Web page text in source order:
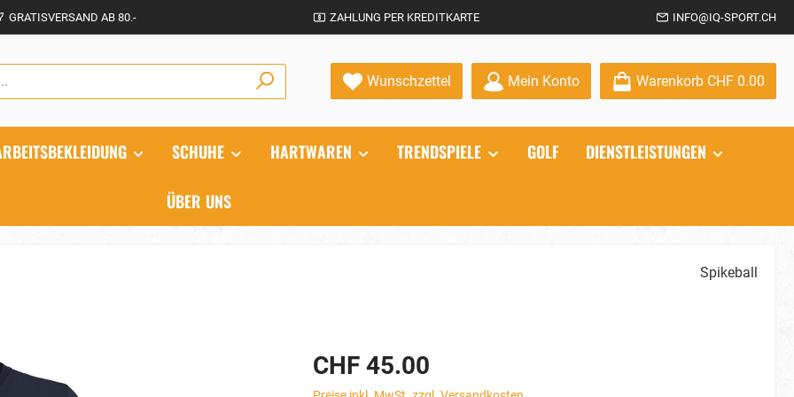
GRATISVERSAND AB 80.- ZAHLUNG PER KREDITKARTE INFO@IQ-SPORT.CH
Wunschzettel Du hast 0 Produkte auf dem Merkzettel
Mein Konto Warenkorb CHF 0.00
SCHUHE HARTWAREN TRENDSPIELE GOLF DIENSTLEISTUNGEN
ÜBER UNS
Spikeball
CHF 45.00